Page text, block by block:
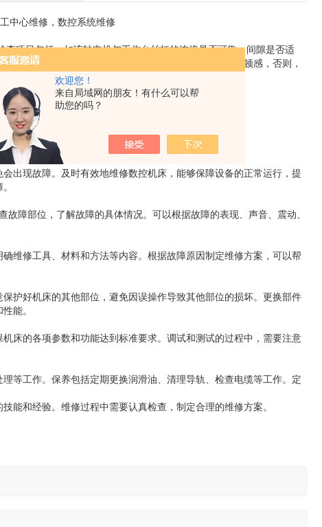
欢迎您！
来自局域网的朋友！有什么可以帮
助您的吗？
中心维修，数控系统维修
项目包括，如该轴电机与工作台丝杠的连接是否可靠，间隙是否适
，用手轻轻盘动丝杠，正常时应感觉平稳，无滞涩、停顿感，否则，
中心维修，数控系统维修
出现故障。及时有效地维修数控机床，能够保障设备的正常运行，提
障部位，了解故障的具体情况。可以根据故障的表现、声音、震动、
维修工具、材料和方法等内容。根据故障原因制定维修方案，可以帮
护好机床的其他部位，避免因误操作导致其他部位的损坏。更换部件
能。
床的各项参数和功能达到标准要求。调试和测试的过程中，需要注意
等工作。保养包括定期更换润滑油、清理导轨、检查电缆等工作。定
能和经验。维修过程中需要认真检查，制定合理的维修方案。